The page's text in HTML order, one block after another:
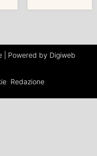
| Powered by Digiweb
Redazione